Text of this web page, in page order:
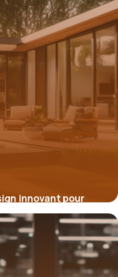
innovant pour
de vie